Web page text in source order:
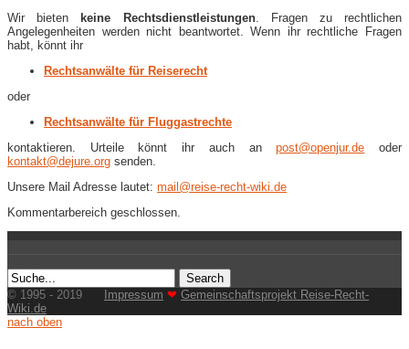
Wir bieten
keine Rechtsdienstleistungen. Fragen zu rechtlichen
Angelegenheiten werden nicht beantwortet. Wenn ihr rechtliche Fragen
habt, könnt ihr
Rechtsanwälte für Reiserecht
oder
Rechtsanwälte für Fluggastrechte
kontaktieren. Urteile könnt ihr auch anpost@openjur.de oder
kontakt@dejure.org senden.
Unsere Mail Adresse lautet: mail@reise-recht-wiki.de
Kommentarbereich geschlossen.
© 1995 - 2019 Impressum ❤ Gemeinschaftsprojekt Reise-Recht-
Wiki.de
nach oben